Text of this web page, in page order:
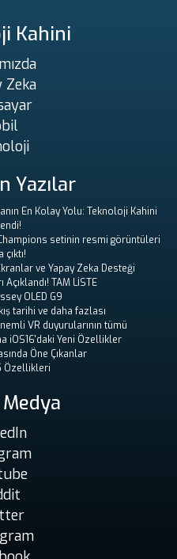
Kahini
Zeka
Yazılar
En Kolay Yolu: Teknoloji Kahini
setinin resmi görüntüleri
ve Yapay Zeka Desteği
TAM LİSTE
OLED G9
tarihi ve daha fazlası
VR duyurularının tümü
iOS16'daki Yeni Özellikler
Öne Çıkanlar
Özellikleri